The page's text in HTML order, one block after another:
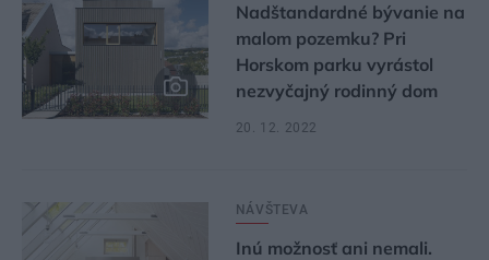
Nadštandardné bývanie na
malom pozemku? Pri
Horskom parku vyrástol
nezvyčajný rodinný dom
20. 12. 2022
NÁVŠTEVA
Inú možnosť ani nemali.